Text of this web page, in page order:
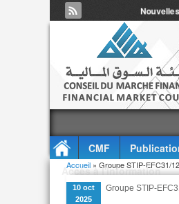
CMF
Accès à l'information
Vous êtes ici
Accueil » Groupe STIP-EFC31/
10 oct
2025
Groupe STIP-